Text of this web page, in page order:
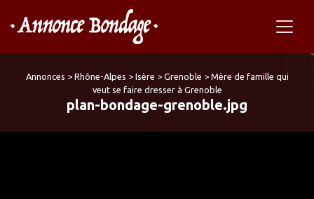
Annonces > Rhône-Alpes > Isère > Grenoble > Mère de famille qui
veut se faire dresser à Grenoble
plan-bondage-grenoble.jpg